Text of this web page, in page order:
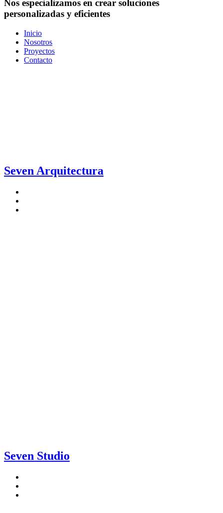
Nos especializamos en crear soluciones
personalizadas y eficientes
Inicio
Nosotros
Proyectos
Contacto
Seven Arquitectura
Seven Studio